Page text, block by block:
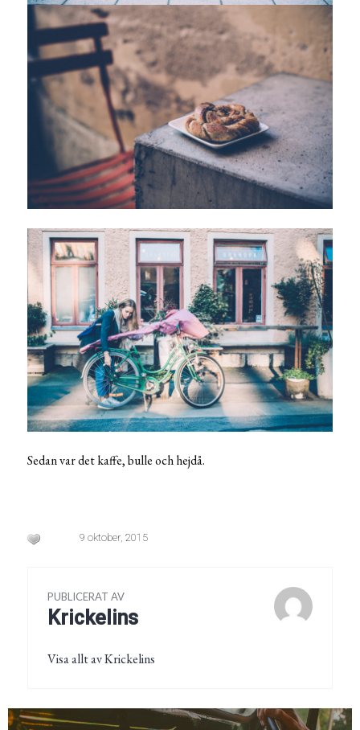
Sedan var det kaffe, bulle och hejdå.
9 oktober, 2015
PUBLICERAT AV
Krickelins
Visa allt av Krickelins
Inläggsnavigering